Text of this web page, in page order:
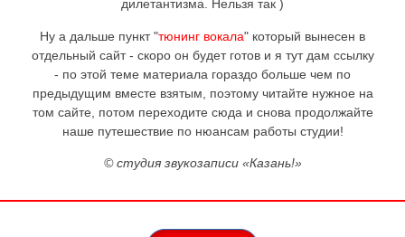
дилетантизма. Нельзя так )
Ну а дальше пункт "тюнинг вокала" который вынесен в
отдельный сайт - скоро он будет готов и я тут дам ссылку
- по этой теме материала гораздо больше чем по
предыдущим вместе взятым, поэтому читайте нужное на
том сайте, потом переходите сюда и снова продолжайте
наше путешествие по нюансам работы студии!
© студия звукозаписи «Казань!»